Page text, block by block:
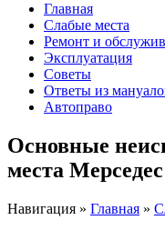
Главная
Слабые места
Ремонт и
Эксплуатация
Советы
Ответы из
Автоправо
Основные
места
Навигация » Главная »